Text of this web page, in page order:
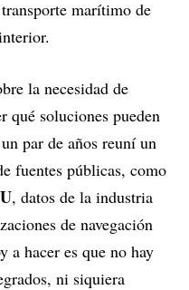
marítimo de
la necesidad de
qué soluciones pueden
par de años reuní un
fuentes públicas, como
, datos de la industria
de navegación
a hacer es que no hay
ni siquiera